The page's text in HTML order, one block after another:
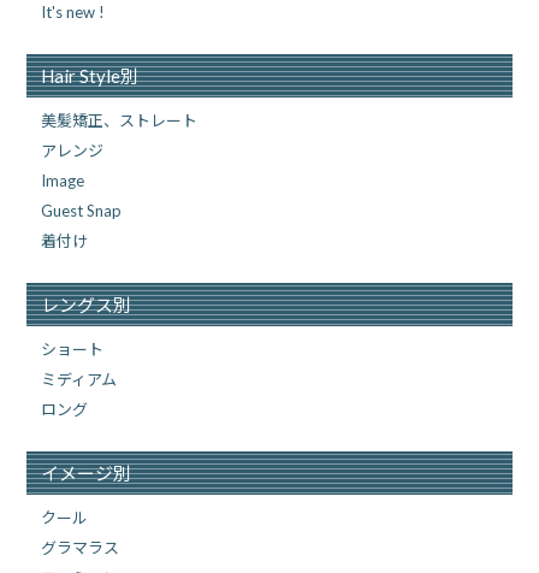
It's new !
Hair Style別
美髪矯正、ストレート
アレンジ
Image
Guest Snap
着付け
レングス別
ショート
ミディアム
ロング
イメージ別
クール
グラマラス